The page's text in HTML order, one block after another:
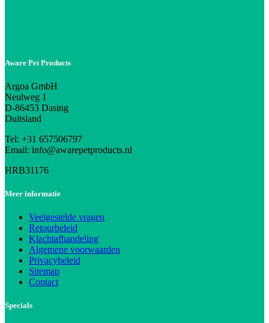
Aware Pet Products
Argoa GmbH
Neulweg 1
D-86453 Dasing
Duitsland
Tel: +31 657506797
Email: info@awarepetproducts.nl
HRB31176
Meer informatie
Veelgestelde vragen
Retourbeleid
Klachtafhandeling
Algemene voorwaarden
Privacybeleid
Sitemap
Contact
Specials